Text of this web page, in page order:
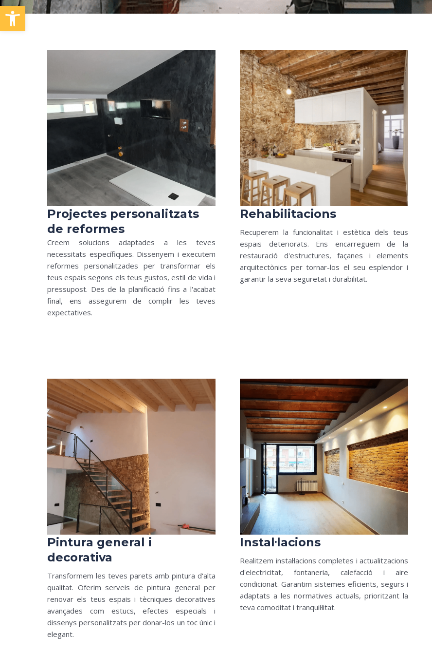
Projectes personalitzats
de reformes
Creem solucions adaptades a les teves
necessitats específiques. Dissenyem i executem
reformes personalitzades per transformar els
teus espais segons els teus gustos, estil de vida i
pressupost. Des de la planificació fins a l'acabat
final, ens assegurem de complir les teves
expectatives.
Rehabilitacions
Recuperem la funcionalitat i estètica dels teus
espais deteriorats. Ens encarreguem de la
restauració d'estructures, façanes i elements
arquitectònics per tornar-los el seu esplendor i
garantir la seva seguretat i durabilitat.
Pintura general i
decorativa
Transformem les teves parets amb pintura d'alta
qualitat. Oferim serveis de pintura general per
renovar els teus espais i tècniques decoratives
avançades com estucs, efectes especials i
dissenys personalitzats per donar-los un toc únic i
elegant.
Instal·lacions
Realitzem instal·lacions completes i actualitzacions
d'electricitat, fontaneria, calefacció i aire
condicionat. Garantim sistemes eficients, segurs i
adaptats a les normatives actuals, prioritzant la
teva comoditat i tranquil·litat.
Obre la barra d'eines